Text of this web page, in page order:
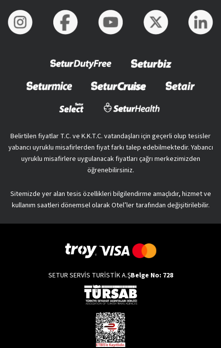
Belirtilen fiyatlar T.C. ve K.K.T.C. vatandaşları için geçerli olup tesisler
yabancı uyruklu misafirlerden fiyat farkı talep edebilmektedir. Yabancı
uyruklu misafirlere uygulanacak fiyatları çağrı merkezimizden
öğrenebilirsiniz.
Sitemizde yer alan tesis özellikleri bilgilendirme amaçlıdır, hizmet ve
kullanım saatleri dönemsel olarak Otel’ler tarafından değişitirilebilir.
SETUR SERVİS TURİSTİK A.ŞBelge No: 728